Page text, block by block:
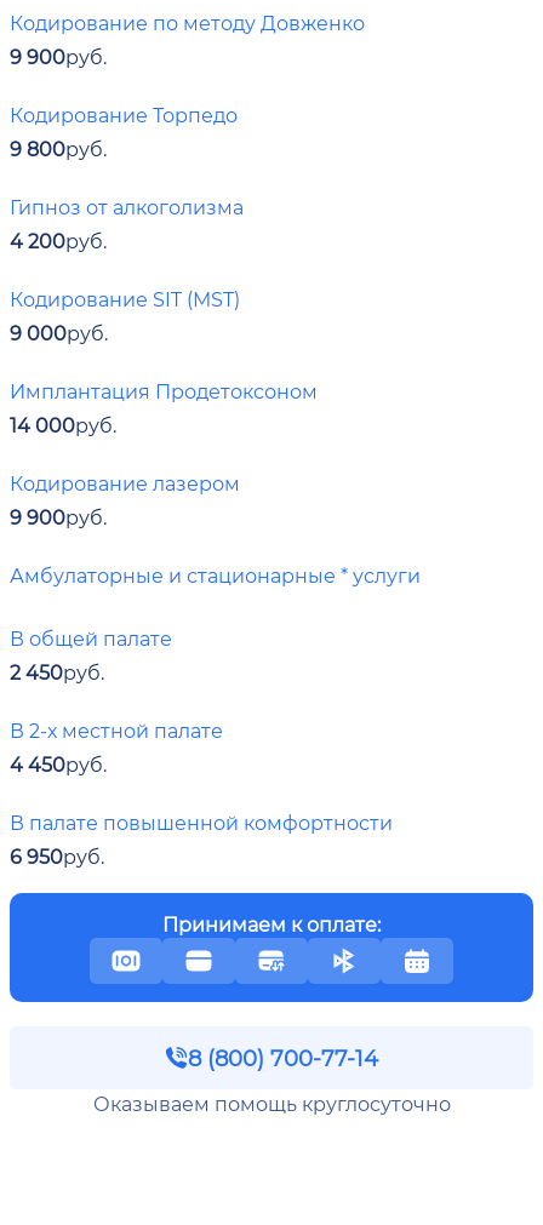
Кодирование по методу Довженко
9 900руб.
Кодирование Торпедо
9 800руб.
Гипноз от алкоголизма
4 200руб.
Кодирование SIT (MST)
9 000руб.
Имплантация Продетоксоном
14 000руб.
Кодирование лазером
9 900руб.
Амбулаторные и стационарные * услуги
В общей палате
2 450руб.
В 2-х местной палате
4 450руб.
В палате повышенной комфортности
6 950руб.
Принимаем к оплате:
8 (800) 700-77-14
Оказываем помощь круглосуточно